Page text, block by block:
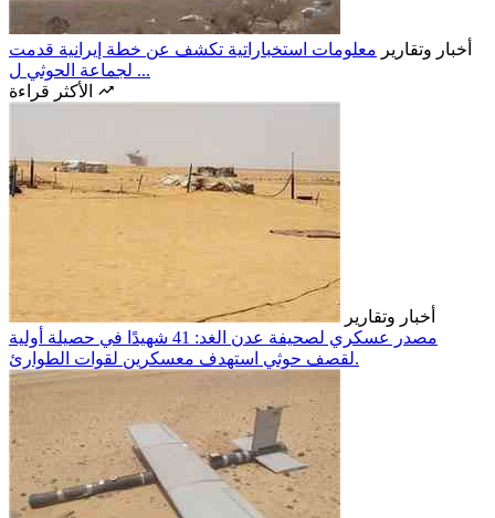
أخبار وتقارير معلومات استخباراتية تكشف عن خطة إيرانية قدمت
لجماعة الحوثي ل ...
أخبار وتقارير
مصدر عسكري لصحيفة عدن الغد: 41 شهيدًا في حصيلة أولية
لقصف حوثي استهدف معسكرين لقوات الطوارئ.